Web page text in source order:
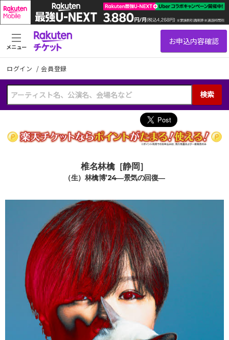
ログイン /会員登録
検索
メニュー
椎名林檎［静岡］
（生）林檎博’24―景気の回復―